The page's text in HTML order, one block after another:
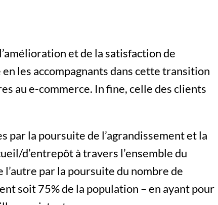
et de la satisfaction de
les accompagnants dans cette transition
au e-commerce. In fine, celle des clients
par la poursuite de l’agrandissement et la
d’entrepôt à travers l’ensemble du
par la poursuite du nombre de
soit 75% de la population – en ayant pour